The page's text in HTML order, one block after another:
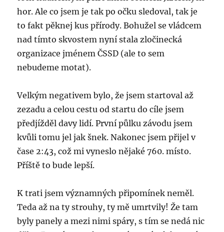
hor. Ale co jsem je tak po očku sledoval, tak je
to fakt pěknej kus přírody. Bohužel se vládcem
nad tímto skvostem nyní stala zločinecká
organizace jménem ČSSD (ale to sem
nebudeme motat).
Velkým negativem bylo, že jsem startoval až
zezadu a celou cestu od startu do cíle jsem
předjížděl davy lidí. První půlku závodu jsem
kvůli tomu jel jak šnek. Nakonec jsem přijel v
čase 2:43, což mi vyneslo nějaké 760. místo.
Příště to bude lepší.
K trati jsem významných připomínek neměl.
Teda až na ty strouhy, ty mě umrtvily! Že tam
byly panely a mezi nimi spáry, s tím se nedá nic